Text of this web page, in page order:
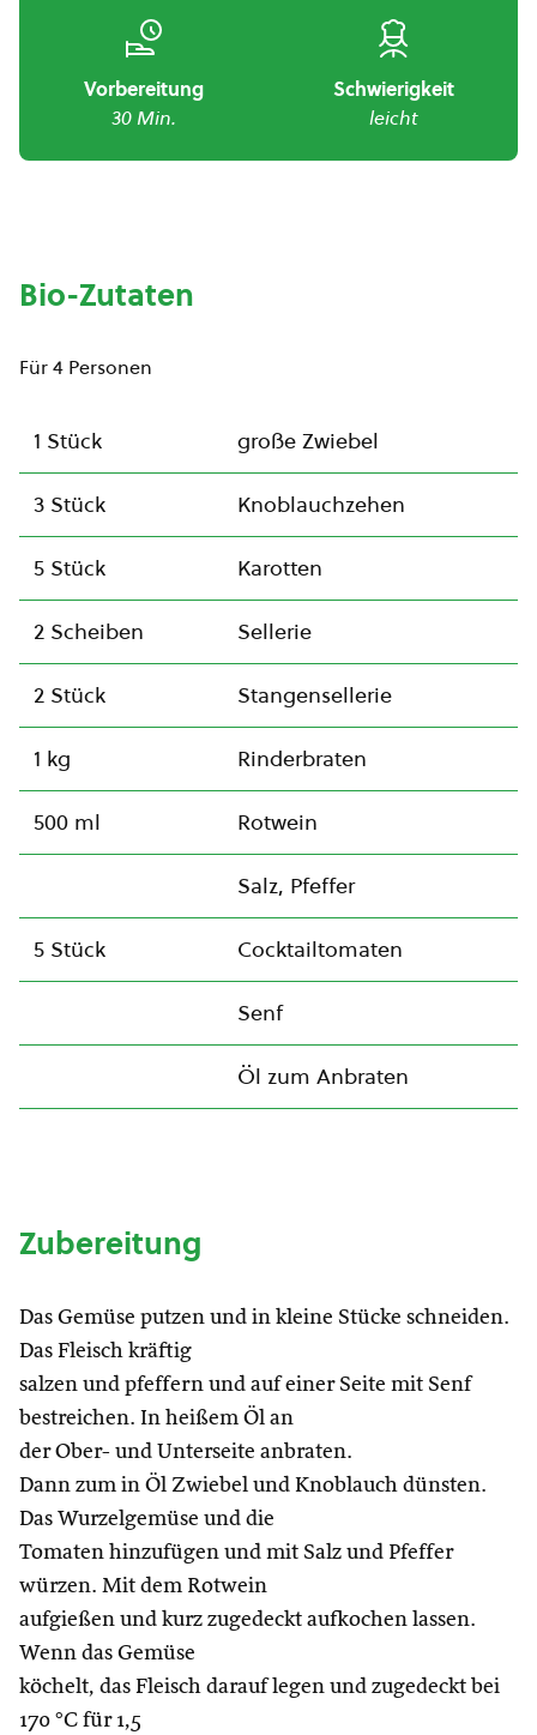
Vorbereitung
30 Min.
Schwierigkeit
leicht
Bio-Zutaten
Für 4 Personen
1 Stück große Zwiebel
3 Stück Knoblauchzehen
5 Stück Karotten
2 Scheiben Sellerie
2 Stück Stangensellerie
1 kg Rinderbraten
500 ml Rotwein
Salz, Pfeffer
5 Stück Cocktailtomaten
Senf
Öl zum Anbraten
Zubereitung
Das Gemüse putzen und in kleine Stücke schneiden.
Das Fleisch kräftig
salzen und pfeffern und auf einer Seite mit Senf
bestreichen. In heißem Öl an
der Ober- und Unterseite anbraten.
Dann zum in Öl Zwiebel und Knoblauch dünsten.
Das Wurzelgemüse und die
Tomaten hinzufügen und mit Salz und Pfeffer
würzen. Mit dem Rotwein
aufgießen und kurz zugedeckt aufkochen lassen.
Wenn das Gemüse
köchelt, das Fleisch darauf legen und zugedeckt bei
170 °C für 1,5